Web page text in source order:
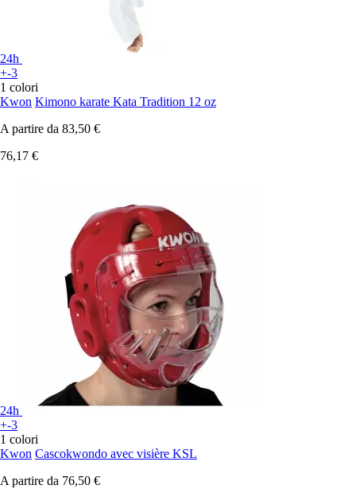
24h
+-3
1 colori
Kwon Kimono karate Kata Tradition 12 oz
A partire da 83,50 €
76,17 €
24h
+-3
1 colori
Kwon Cascokwondo avec visière KSL
A partire da 76,50 €